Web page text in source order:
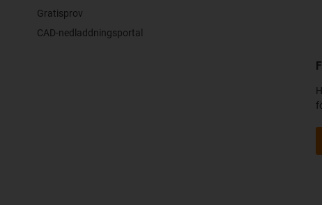
Gratisprov
CAD-nedladdningsportal